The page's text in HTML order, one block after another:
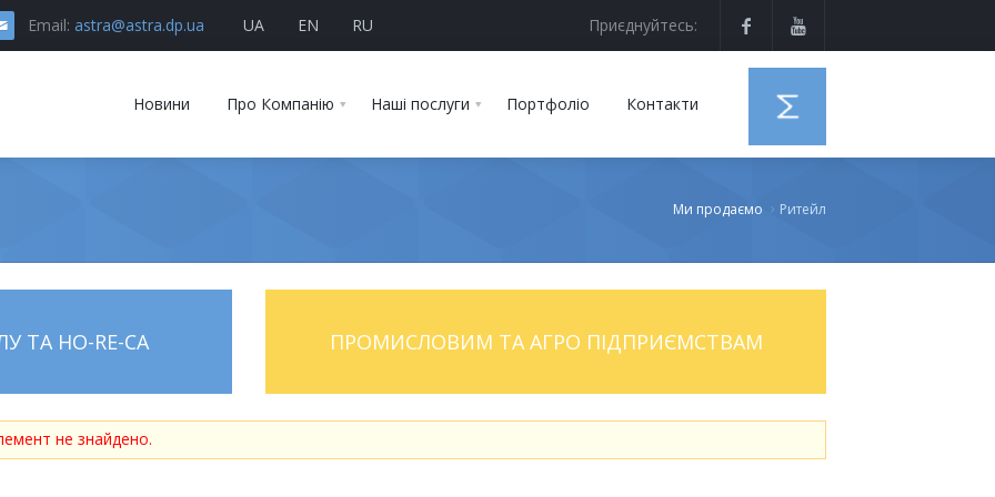
Email: astra@astra.dp.ua UA EN RU Приєднуйтесь:
Новини Про Компанію Наші послуги Портфоліо Контакти
Ми продаємо Ритейл
ТА HO-RE-CA ПРОМИСЛОВИМ ТА АГРО ПІДПРИЄМСТВАМ
не знайдено.